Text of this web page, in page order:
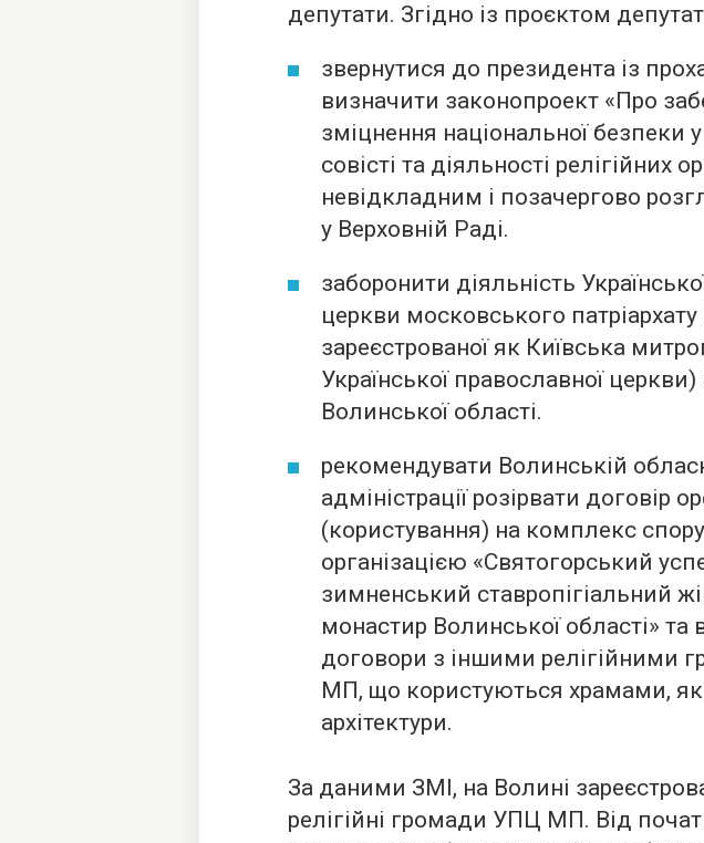
депутати. Згідно із проєктом
звернутися до президента із
визначити законопроект «Про
зміцнення національної безпеки
совісті та діяльності релігійних
невідкладним і позачергово
у Верховній Раді.
заборонити діяльність
церкви московського патріархату
зареєстрованої як Київська
Української православної церкви)
Волинської області.
рекомендувати Волинській
адміністрації розірвати договір
(користування) на комплекс
організацією «Святогорський
зимненський ставропігіальний
монастир Волинської області» та
договори з іншими релігійними
МП, що користуються храмами,
архітектури.
За даними ЗМІ, на Волині
релігійні громади УПЦ МП. Від